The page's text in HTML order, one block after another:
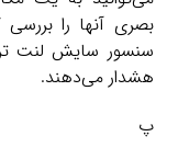
بصری آنها را
سنسور سایش لنت
هشدار می‌دهند.
پ